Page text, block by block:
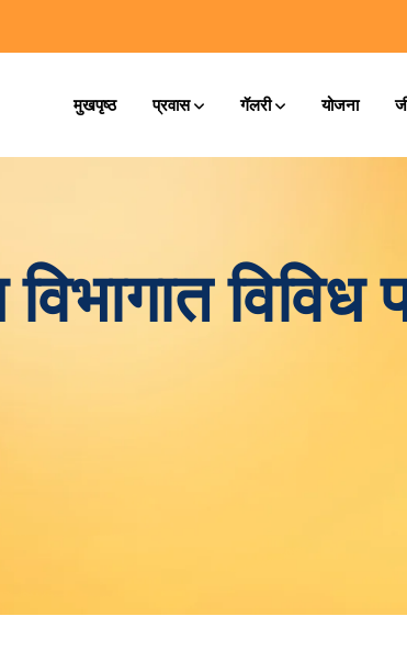
मुखपृष्ठ प्रवास गॅलरी योजना
विभागात